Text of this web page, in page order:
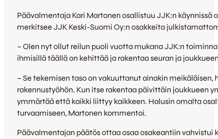
Päävalmentaja Kari Martonen osallistuu JJK:n käynnissä
merkitsee JJK Keski-Suomi Oy:n osakkeita
– Olen nyt ollut reilun puoli vuotta mukana JJK:n
ihmisillä täällä on kehittää ja rakentaa seuran ja
– Se tekemisen taso on vakuuttanut ainakin meikäläisen,
rakennustyöhön. Kun itse rakentaa päivittäin joukkueen
ymmärtää että kaikki liittyy kaikkeen. Halusin omalta
turvaamiseen, Martonen kommentoi.
Päävalmentajan päätös ottaa osaa osakeantiin vahvistui